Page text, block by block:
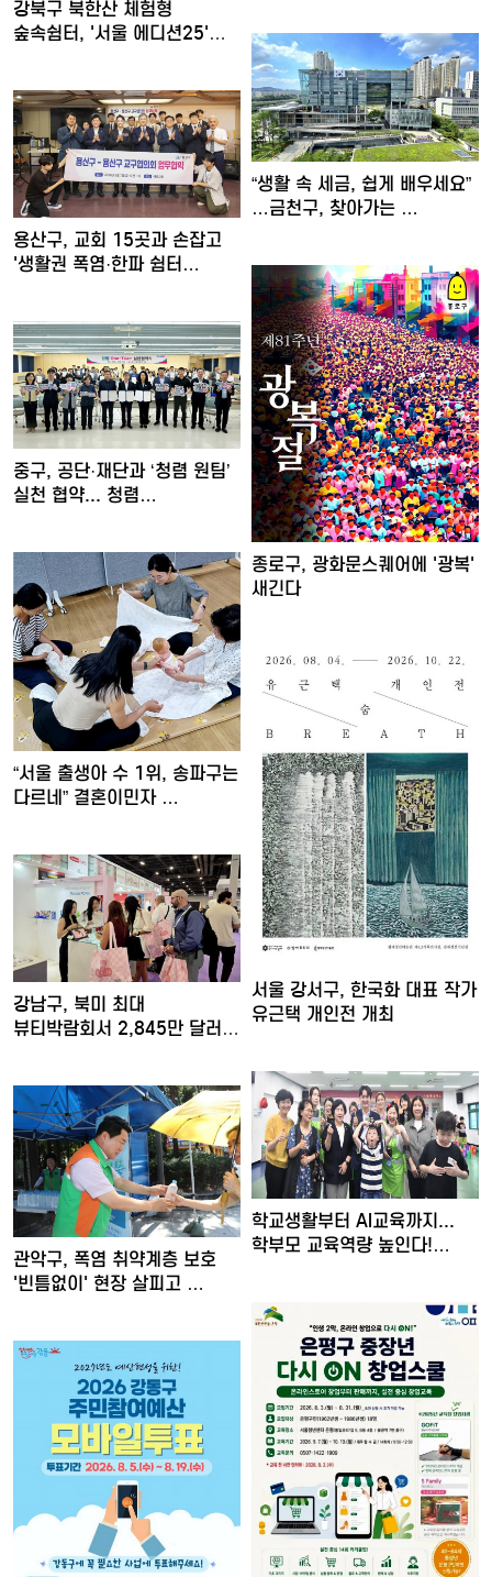
강북구 북한산 체험형
숲속쉼터, '서울 에디션25'
“생활 속 세금, 쉽게 배우세요”
…금천구, 찾아가는 …
용산구, 교회 15곳과 손잡고
'생활권 폭염·한파 쉼터…
종로구, 광화문스퀘어에 '광복'
새긴다
중구, 공단·재단과 ‘청렴 원팀’
실천 협약... 청렴…
“서울 출생아 수 1위, 송파구는
다르네” 결혼이민자 …
서울 강서구, 한국화 대표 작가
유근택 개인전 개최
강남구, 북미 최대
뷰티박람회서 2,845만 달러
학교생활부터 AI교육까지...
학부모 교육역량 높인다!…
관악구, 폭염 취약계층 보호
'빈틈없이' 현장 살피고 …